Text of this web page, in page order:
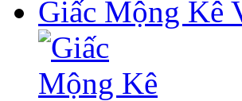
Giấc Mộng Kê